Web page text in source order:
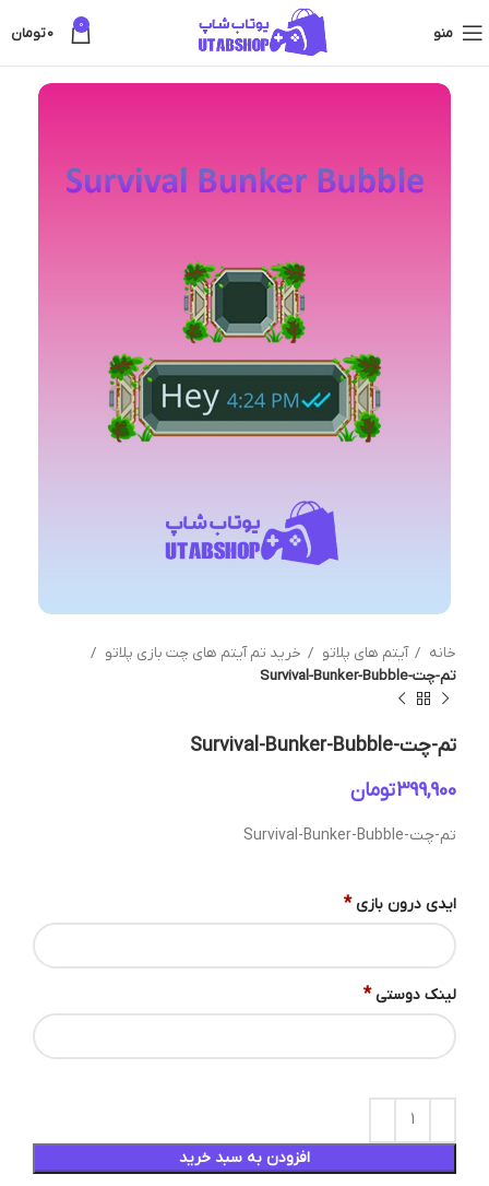
منو 0
0تومان
خانه آیتم های پلاتو
خرید تم آیتم های چت بازی پلاتو
تم-چت-Survival-Bunker-Bubble
تم-چت-Survival-Bunker-Bubble
تومان
تم-چت-Survival-Bunker-Bubble
ایدی درون بازی *
لینک دوستی *
افزودن به سبد خرید